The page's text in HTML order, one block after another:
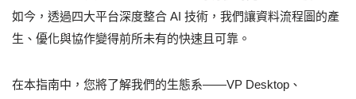
如今，透過四大平台深度整合 AI 技術，我們讓資料流程圖的產
生、優化與協作變得前所未有的快速且可靠。
在本指南中，您將了解我們的生態系——VP Desktop、